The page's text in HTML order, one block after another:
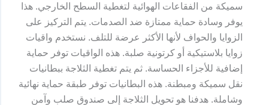
سميكة من الفقاعات الهوائية لتغطية السطح الخارجي. هذا
يوفر وسادة حماية ممتازة ضد الصدمات. يتم التركيز على
الزوايا والحواف لأنها الأكثر عرضة للتلف. نستخدم واقيات
زوايا بلاستيكية أو كرتونية صلبة. هذه الواقيات توفر حماية
إضافية للأجزاء الحساسة. ثم يتم تغطية الثلاجة ببطانيات
نقل سميكة ومبطنة. هذه البطانيات توفر طبقة حماية نهائية
وشاملة. هدفنا هو تحويل الثلاجة إلى صندوق صلب وآمن